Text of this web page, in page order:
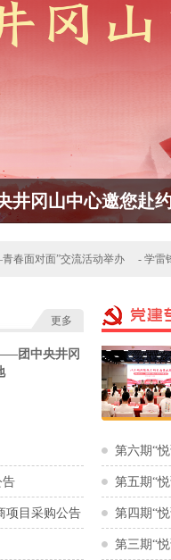
得胜利
面对面”交流活动举办 学雷
更多
团中央井冈
告
项目采购公告
第六期“
第五期“
第四期“
第三期“